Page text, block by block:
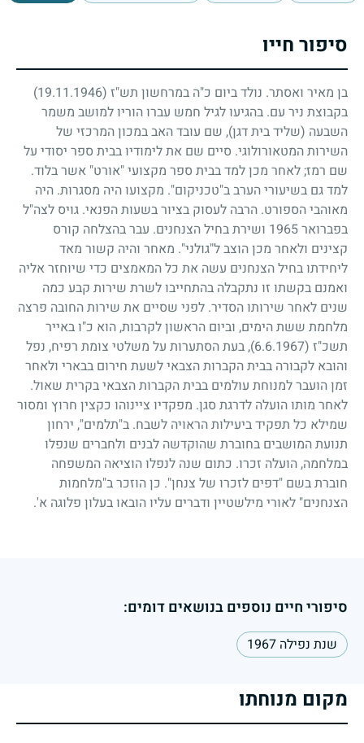
סיפור חייו
בן מאיר ואסתר. נולד ביום כ"ה במרחשון תש"ז (19.11.1946)
בקבוצת ניר עם. בהגיעו לגיל חמש עברו הוריו למושב משמר
השבעה (שליד בית דגן), שם עובד האב במכון המרכזי של
השירות המטאורולוגי. סיים שם את לימודיו בבית ספר יסודי על
שם רמז;לאחר מכן למד בבית ספר מקצועי "אורט" אשר בלוד.
למד גם בשיעורי הערב ב"טכניקום". מקצועו היה מסגרות. היה
מאוהבי הספורט. הרבה לעסוק בציור בשעות הפנאי. גויס לצה"ל
בפברואר1965 ושירת בחיל הצנחנים. עבר בהצלחה קורס
קצינים ולאחר מכן הוצב ל"גולני". מאחר והיה קשור מאד
ליחידתו בחיל הצנחנים עשה את כל המאמצים כדי שיוחזר אליה
ואמנם בקשתו זו נתקבלה בהתחייבו לשרת שירות קבע כמה
שנים לאחר שירותו הסדיר. לפני שסיים את שירות החובה פרצה
מלחמת ששת הימים, וביום הראשון לקרבות, הוא כ"ו באייר
תשכ"ז (6.6.1967)
, בעת הסתערות על משלטי צומת רפיח, נפל
והובא לקבורה בבית הקברות הצבאי לשעת חירום בבארי ולאחר
זמן הועבר למנוחת עולמים בבית הקברות הצבאי בקרית שאול.
לאחר מותו הועלה לדרגת סגן. מפקדיו ציינוהו כקצין חרוץ ומסור
שמילא כל תפקיד ביעילות הראויה לשבח. ב"תלמים", ירחון
תנועת המושבים בחוברת שהוקדשה לבנים ולחברים שנפלו
במלחמה, הועלה זכרו. כתום שנה לנפלו הוציאה המשפחה
חוברת בשם "דפים לזכרו של צנחן". כן הוזכר ב"מלחמות
הצנחנים" לאורי מילשטיין ודברים עליו הובאו בעלון פלוגה א'.
סיפורי חיים נוספים בנושאים דומים:
שנת נפילה 1967
מקום מנוחתו